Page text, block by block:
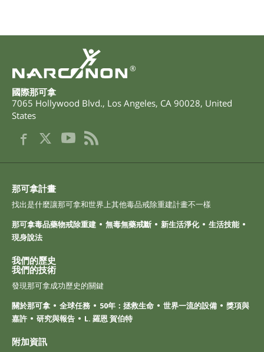
®
國際那可拿
7065 Hollywood Blvd., Los Angeles, CA 90028, United
States
那可拿計畫
找出是什麼讓那可拿和世界上其他毒品戒除重建計畫不一樣
那可拿毒品藥物戒除重建
無毒無藥戒斷 新生活淨化
生活技能
現身說法
我們的歷史
我們的技術
發現那可拿成功歷史的關鍵
關於那可拿
全球任務 50年：拯救生命 世界一流的設備
獎項與
嘉許
研究與報告 L. 羅恩 賀伯特
附加資訊